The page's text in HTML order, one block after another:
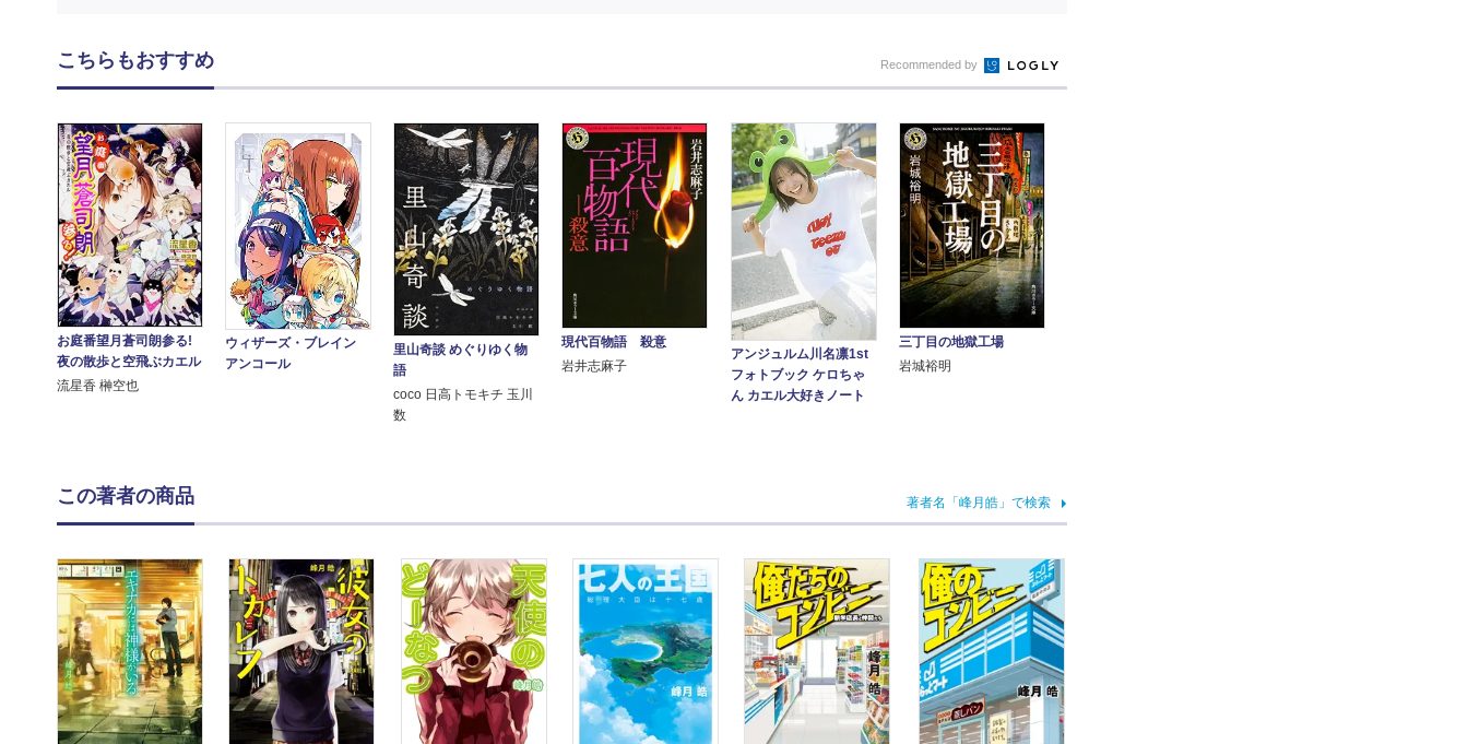
こちらもおすすめ Recommended by
お庭番望月蒼司朗参る!
夜の散歩と空飛ぶカエル
流星香 榊空也
ウィザーズ・ブレイン
アンコール
里山奇談 めぐりゆく物
語
coco 日高トモキチ 玉川
数
現代百物語 殺意
岩井志麻子
アンジュルム川名凛1st
フォトブック ケロちゃ
ん カエル大好きノート
三丁目の地獄工場
岩城裕明
この著者の商品 著者名「峰月皓」で検索